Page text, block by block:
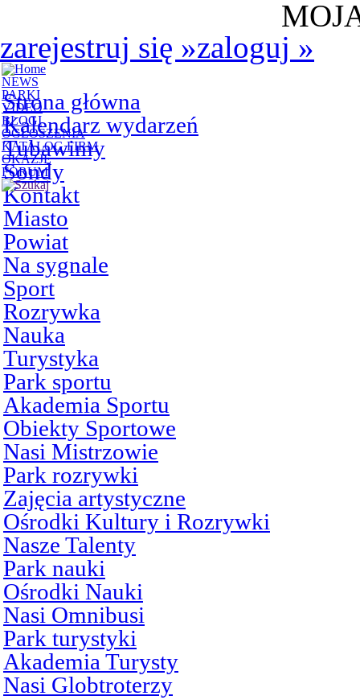
zarejestruj się »zaloguj »
NEWS
PARKI
VIDEO
BLOGI
OGŁOSZENIA
KATALOG FIRM
OKAZJE
FORUM
Strona główna
Kalendarz wydarzeń
Tubawimy
Sondy
Kontakt
Miasto
Powiat
Na sygnale
Sport
Rozrywka
Nauka
Turystyka
Park sportu
Akademia Sportu
Obiekty Sportowe
Nasi Mistrzowie
Park rozrywki
Zajęcia artystyczne
Ośrodki Kultury i Rozrywki
Nasze Talenty
Park nauki
Ośrodki Nauki
Nasi Omnibusi
Park turystyki
Akademia Turysty
Nasi Globtroterzy